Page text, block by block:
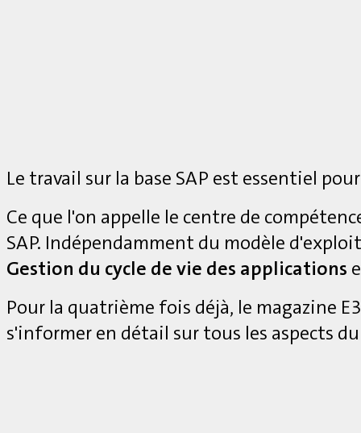
Le travail sur la base SAP est essentiel
Ce que l'on appelle le centre de
SAP. Indépendamment du modèle
Gestion du cycle de vie des applications
Pour la quatrième fois déjà, le magazine
s'informer en détail sur tous les aspects